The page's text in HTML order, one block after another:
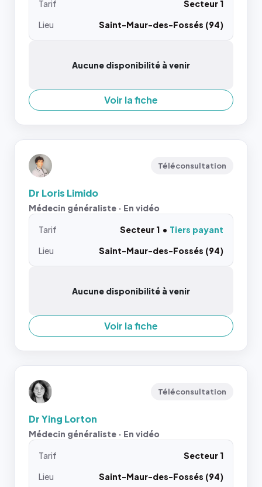
Tarif
Secteur 1
Lieu
Saint-Maur-des-Fossés (94)
Aucune disponibilité à venir
Voir la fiche
Téléconsultation
Dr Loris Limido
Médecin généraliste · En vidéo
Tarif Secteur 1
Tiers payant
Lieu
Saint-Maur-des-Fossés (94)
Aucune disponibilité à venir
Voir la fiche
Téléconsultation
Dr Ying Lorton
Médecin généraliste · En vidéo
Tarif
Secteur 1
Lieu
Saint-Maur-des-Fossés (94)